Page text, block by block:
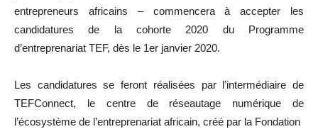
entrepreneurs africains – commencera à accepter les
candidatures de la cohorte 2020 du Programme
d’entreprenariat TEF, dès le 1er janvier 2020.
Les candidatures se feront réalisées par l’intermédiaire de
TEFConnect, le centre de réseautage numérique de
l’écosystème de l’entreprenariat africain, créé par la Fondation